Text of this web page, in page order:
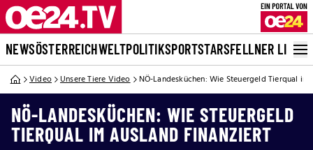
NEWSÖSTERREICHWELTPOLITIKSPORTSTARSFELLNER LIVE
Video Unsere Tiere Video NÖ-Landesküchen: Wie Steuergeld Tierqual
NÖ-LANDESKÜCHEN: WIE STEUERGELD
TIERQUAL IM AUSLAND FINANZIERT